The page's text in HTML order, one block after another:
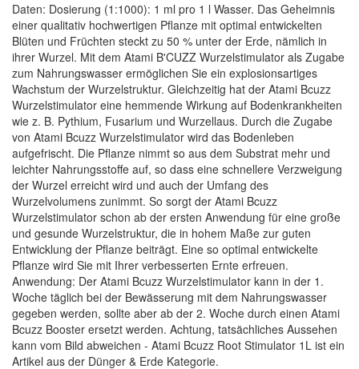
Daten: Dosierung (1:1000): 1 ml pro 1 l Wasser. Das Geheimnis
einer qualitativ hochwertigen Pflanze mit optimal entwickelten
Blüten und Früchten steckt zu 50 % unter der Erde, nämlich in
ihrer Wurzel. Mit dem Atami B'CUZZ Wurzelstimulator als Zugabe
zum Nahrungswasser ermöglichen Sie ein explosionsartiges
Wachstum der Wurzelstruktur. Gleichzeitig hat der Atami Bcuzz
Wurzelstimulator eine hemmende Wirkung auf Bodenkrankheiten
wie z. B. Pythium, Fusarium und Wurzellaus. Durch die Zugabe
von Atami Bcuzz Wurzelstimulator wird das Bodenleben
aufgefrischt. Die Pflanze nimmt so aus dem Substrat mehr und
leichter Nahrungsstoffe auf, so dass eine schnellere Verzweigung
der Wurzel erreicht wird und auch der Umfang des
Wurzelvolumens zunimmt. So sorgt der Atami Bcuzz
Wurzelstimulator schon ab der ersten Anwendung für eine große
und gesunde Wurzelstruktur, die in hohem Maße zur guten
Entwicklung der Pflanze beiträgt. Eine so optimal entwickelte
Pflanze wird Sie mit Ihrer verbesserten Ernte erfreuen.
Anwendung: Der Atami Bcuzz Wurzelstimulator kann in der 1.
Woche täglich bei der Bewässerung mit dem Nahrungswasser
gegeben werden, sollte aber ab der 2. Woche durch einen Atami
Bcuzz Booster ersetzt werden. Achtung, tatsächliches Aussehen
kann vom Bild abweichen - Atami Bcuzz Root Stimulator 1L ist ein
Artikel aus der Dünger & Erde Kategorie.